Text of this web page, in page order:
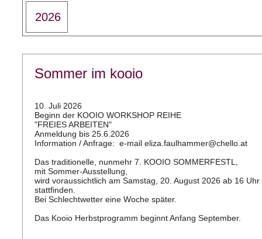
2026
Sommer im kooio
10. Juli 2026
Beginn der KOOIO WORKSHOP REIHE
"FREIES ARBEITEN"
Anmeldung bis 25.6.2026
Information / Anfrage: e-mail eliza.faulhammer@chello.at
Das traditionelle, nunmehr 7. KOOIO SOMMERFESTL,
mit Sommer-Ausstellung,
wird voraussichtlich am Samstag, 20. August 2026 ab 16 Uhr
stattfinden.
Bei Schlechtwetter eine Woche später.
Das Kooio Herbstprogramm beginnt Anfang September.